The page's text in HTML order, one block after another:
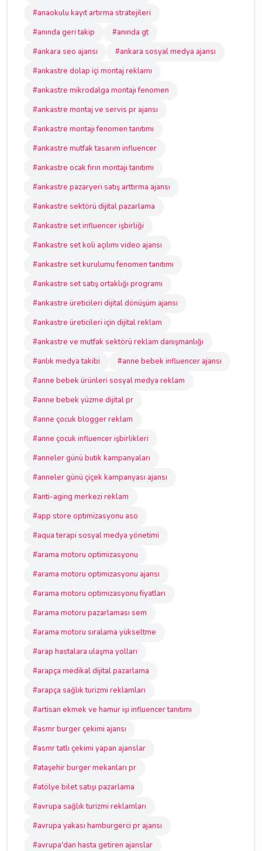
#anaokulu kayıt artırma stratejileri
#anında geri takip
#anında gt
#ankara seo ajansı
#ankara sosyal medya ajansı
#ankastre dolap içi montaj reklamı
#ankastre mikrodalga montajı fenomen
#ankastre montaj ve servis pr ajansı
#ankastre montajı fenomen tanıtımı
#ankastre mutfak tasarım influencer
#ankastre ocak fırın montajı tanıtımı
#ankastre pazaryeri satış arttırma ajansı
#ankastre sektörü dijital pazarlama
#ankastre set influencer işbirliği
#ankastre set koli açılımı video ajansı
#ankastre set kurulumu fenomen tanıtımı
#ankastre set satış ortaklığı programı
#ankastre üreticileri dijital dönüşüm ajansı
#ankastre üreticileri için dijital reklam
#ankastre ve mutfak sektörü reklam danışmanlığı
#anlık medya takibi
#anne bebek influencer ajansı
#anne bebek ürünleri sosyal medya reklam
#anne bebek yüzme dijital pr
#anne çocuk blogger reklam
#anne çocuk influencer işbirlikleri
#anneler günü butik kampanyaları
#anneler günü çiçek kampanyası ajansı
#anti-aging merkezi reklam
#app store optimizasyonu aso
#aqua terapi sosyal medya yönetimi
#arama motoru optimizasyonu
#arama motoru optimizasyonu ajansı
#arama motoru optimizasyonu fiyatları
#arama motoru pazarlaması sem
#arama motoru sıralama yükseltme
#arap hastalara ulaşma yolları
#arapça medikal dijital pazarlama
#arapça sağlık turizmi reklamları
#artisan ekmek ve hamur işi influencer tanıtımı
#asmr burger çekimi ajansı
#asmr tatlı çekimi yapan ajanslar
#ataşehir burger mekanları pr
#atölye bilet satışı pazarlama
#avrupa sağlık turizmi reklamları
#avrupa yakası hamburgerci pr ajansı
#avrupa'dan hasta getiren ajanslar